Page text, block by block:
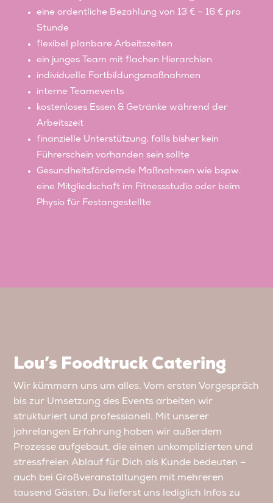
eine ordentliche Bezahlung von 13 € – 16 € pro
Stunde
flexibel planbare Arbeitszeiten
ein junges Team mit flachen Hierarchien
individuelle Fortbildungsmaßnahmen
interne Teamevents
kostenloses Essen & Getränke während der
Arbeitszeit
finanzielle Unterstützung, falls bisher kein
Führerschein vorhanden sein sollte
Gesundheitsfördernde Maßnahmen wie bspw.
eine Mitgliedschaft im Fitnessstudio oder beim
Physio für Festangestellte
Lou’s Foodtruck Catering
Wir kümmern uns um alles. Vom ersten Vorgespräch
bis zur Umsetzung des Events arbeiten wir
strukturiert und professionell. Mit unserer
jahrelangen Erfahrung haben wir außerdem
Prozesse aufgebaut, die einen unkomplizierten und
stressfreien Ablauf für Dich als Kunde bedeuten –
auch bei Großveranstaltungen mit mehreren
tausend Gästen. Du lieferst uns lediglich Infos zu